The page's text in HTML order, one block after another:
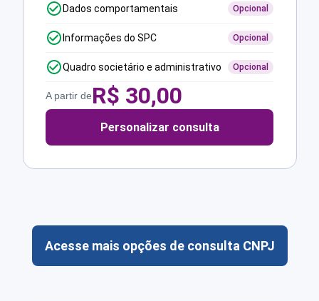
Dados comportamentais Opcional
Informações do SPC Opcional
Quadro societário e administrativo Opcional
A partir deR$ 30,00
Personalizar consulta
Acesse mais opções de consulta CNPJ